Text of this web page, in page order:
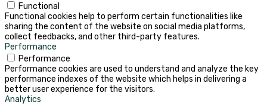
Functional
Functional cookies help to perform certain functionalities like
sharing the content of the website on social media platforms,
collect feedbacks, and other third-party features.
Performance
Performance
Performance cookies are used to understand and analyze the key
performance indexes of the website which helps in delivering a
better user experience for the visitors.
Analytics